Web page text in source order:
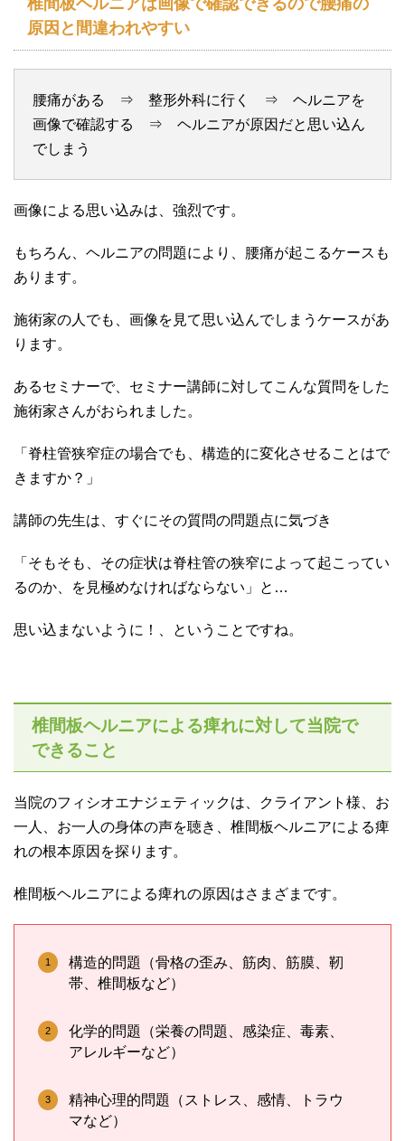
原因と間違われやすい
腰痛がある ⇒ 整形外科に行く ⇒ ヘルニアを
画像で確認する ⇒ ヘルニアが原因だと思い込ん
でしまう
画像による思い込みは、強烈です。
もちろん、ヘルニアの問題により、腰痛が起こるケースも
あります。
施術家の人でも、画像を見て思い込んでしまうケースがあ
ります。
あるセミナーで、セミナー講師に対してこんな質問をした
施術家さんがおられました。
「脊柱管狭窄症の場合でも、構造的に変化させることはで
きますか？」
講師の先生は、すぐにその質問の問題点に気づき
「そもそも、その症状は脊柱管の狭窄によって起こってい
るのか、を見極めなければならない」と…
思い込まないように！、ということですね。
椎間板ヘルニアによる痺れに対して当院で
できること
当院のフィシオエナジェティックは、クライアント様、お
一人、お一人の身体の声を聴き、椎間板ヘルニアによる痺
れの根本原因を探ります。
椎間板ヘルニアによる痺れの原因はさまざまです。
構造的問題（骨格の歪み、筋肉、筋膜、靭
帯、椎間板など）
化学的問題（栄養の問題、感染症、毒素、
アレルギーなど）
精神心理的問題（ストレス、感情、トラウ
マなど）